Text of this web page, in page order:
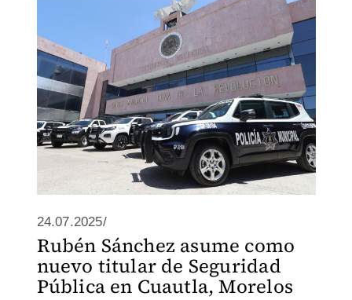
24.07.2025/
Rubén Sánchez asume como
nuevo titular de Seguridad
Pública en Cuautla, Morelos